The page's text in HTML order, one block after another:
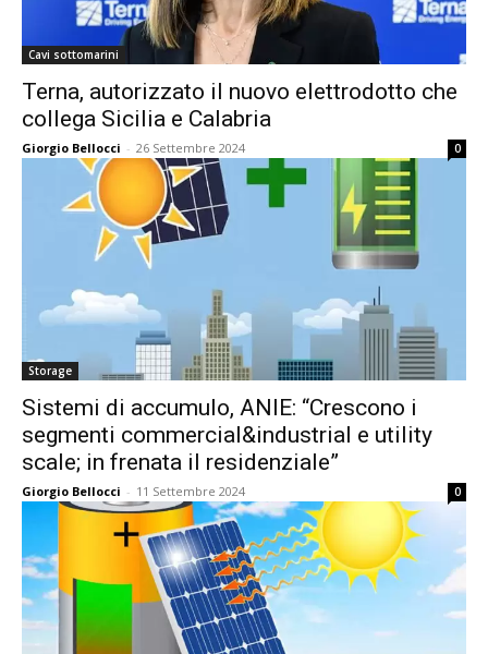
Cavi sottomarini
Terna, autorizzato il nuovo elettrodotto che
collega Sicilia e Calabria
Giorgio Bellocci - 26 Settembre 2024 0
Storage
Sistemi di accumulo, ANIE: “Crescono i
segmenti commercial&industrial e utility
scale; in frenata il residenziale”
Giorgio Bellocci - 11 Settembre 2024 0